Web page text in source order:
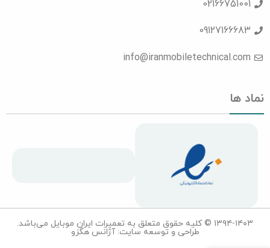
02166751001
09127166683
info@iranmobiletechnical.com
نماد ها
۱۳۹۴-۱۴۰۳ © کلیه حقوق متعلق به تعمیرات ایران موبایل می‌باشد.
طراحی و توسعه سایت: آژانس هگزو